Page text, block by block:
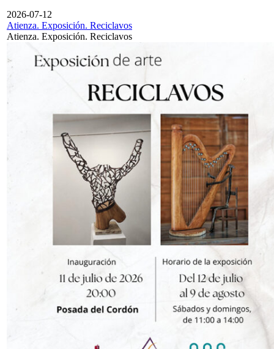
2026-07-12
Atienza. Exposición. Reciclavos
Atienza. Exposición. Reciclavos